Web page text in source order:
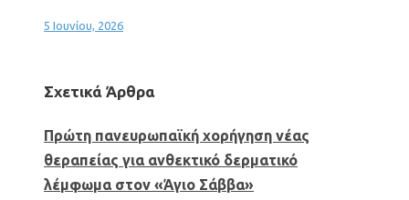
5 Ιουνίου, 2026
Σχετικά Άρθρα
Πρώτη πανευρωπαϊκή χορήγηση νέας
θεραπείας για ανθεκτικό δερματικό
λέμφωμα στον «Άγιο Σάββα»